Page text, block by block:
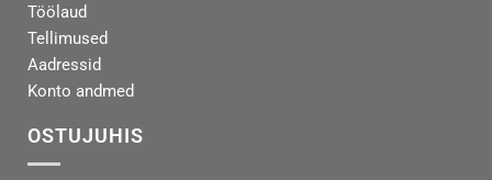
Töölaud
Tellimused
Aadressid
Konto andmed
OSTUJUHIS